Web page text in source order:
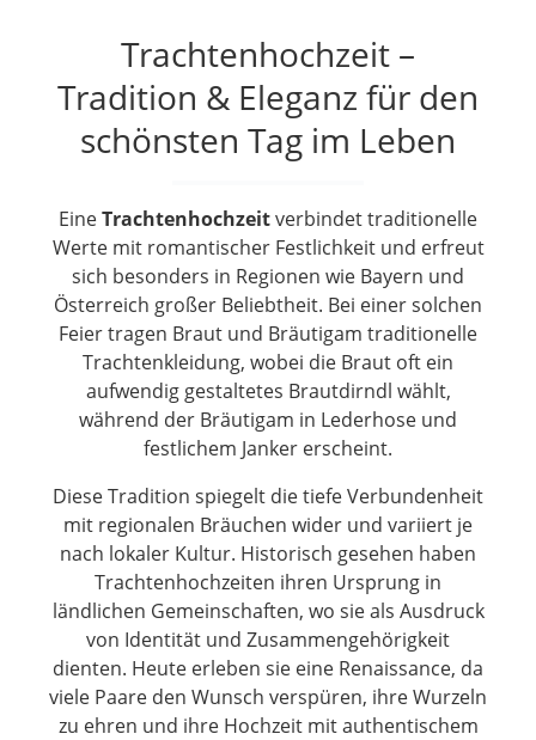
Trachtenhochzeit –
Tradition & Eleganz für den
schönsten Tag im Leben
EineTrachtenhochzeitverbindet traditionelle
Werte mit romantischer Festlichkeit und erfreut
sich besonders in Regionen wie Bayern und
Österreich großer Beliebtheit. Bei einer solchen
Feier tragen Braut und Bräutigam traditionelle
Trachtenkleidung, wobei die Braut oft ein
aufwendig gestaltetes Brautdirndl wählt,
während der Bräutigam in Lederhose und
festlichem Janker erscheint.
Diese Tradition spiegelt die tiefe Verbundenheit
mit regionalen Bräuchen wider und variiert je
nach lokaler Kultur. Historisch gesehen haben
Trachtenhochzeiten ihren Ursprung in
ländlichen Gemeinschaften, wo sie als Ausdruck
von Identität und Zusammengehörigkeit
dienten. Heute erleben sie eine Renaissance, da
viele Paare den Wunsch verspüren, ihre Wurzeln
zu ehren und ihre Hochzeit mit authentischem